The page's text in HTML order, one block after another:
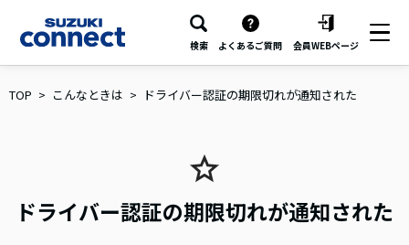
検索 よくあるご質問 会員WEBページ
TOP こんなときは ドライバー認証の期限切れが通知された
ドライバー認証の期限切れが通知された